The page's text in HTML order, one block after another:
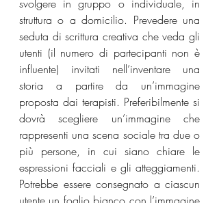
svolgere in gruppo o individuale, in
struttura o a domicilio. Prevedere una
seduta di scrittura creativa che veda gli
utenti (il numero di partecipanti non è
influente) invitati nell’inventare una
storia a partire da un’immagine
proposta dai terapisti. Preferibilmente si
dovrà scegliere un’immagine che
rappresenti una scena sociale tra due o
più persone, in cui siano chiare le
espressioni facciali e gli atteggiamenti.
Potrebbe essere consegnato a ciascun